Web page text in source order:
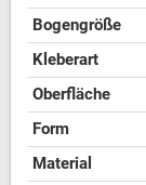
Bogengröße
Kleberart
Oberfläche
Form
Material